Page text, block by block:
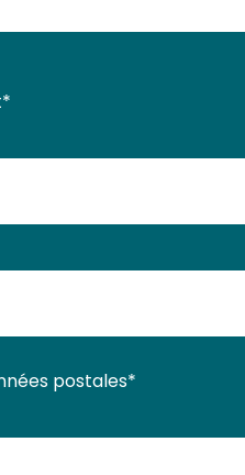
postales*